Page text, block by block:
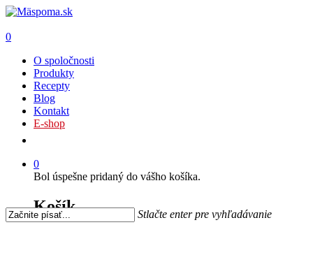
0
O spoločnosti
Produkty
Recepty
Blog
Kontakt
E-shop
0
Bol úspešne pridaný do vášho košíka.
Košík Stlačte enter pre vyhľadávanie